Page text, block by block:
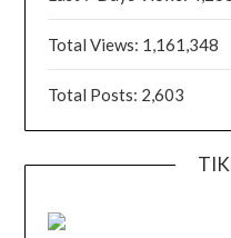
Total Views: 1,161,348
Total Posts: 2,603